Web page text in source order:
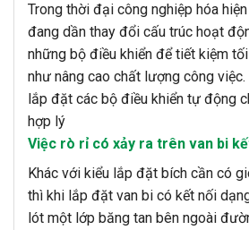
Trong thời đại công nghiệp hóa
đang dần thay đổi cấu trúc hoạt
những bộ điều khiển để tiết kiệm
như nâng cao chất lượng công
lắp đặt các bộ điều khiển tự động
hợp lý
Việc rò rỉ có xảy ra trên van bi
Khác với kiểu lắp đặt bích cần có
thì khi lắp đặt van bi có kết nối
lót một lớp băng tan bên ngoài